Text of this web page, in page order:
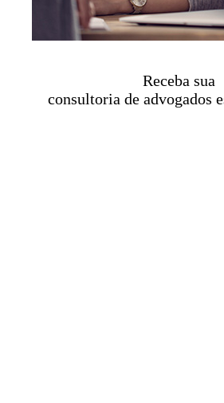
Receba sua
consultoria de advogados